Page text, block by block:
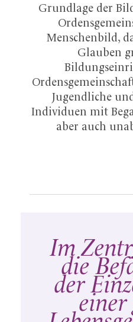
Grundlage der
Menschenbild,
Glauben
Jugendliche
Individuen mit
aber auch
Im
die
der
einer